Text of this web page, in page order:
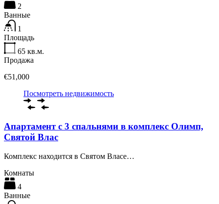
2
Ванные
1
Площадь
65 кв.м.
Продажа
€51,000
Посмотреть недвижимость
Апартамент с 3 спальнями в комплекс Олимп,
Святой Влас
Комплекс находится в Святом Власе…
Комнаты
4
Ванные